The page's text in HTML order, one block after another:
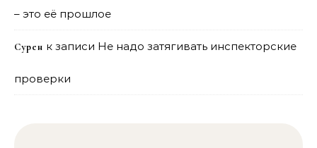
– это её прошлое
Сурен к записи Не надо затягивать инспекторские
проверки